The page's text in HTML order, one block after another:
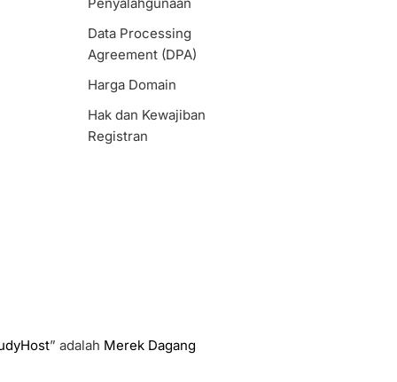
Data Processing
Agreement (DPA)
Harga Domain
Hak dan Kewajiban
Registran
” adalah Merek Dagang